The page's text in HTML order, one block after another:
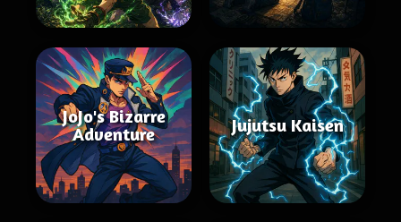
JoJo's Bizarre
Adventure
Jujutsu Kaisen